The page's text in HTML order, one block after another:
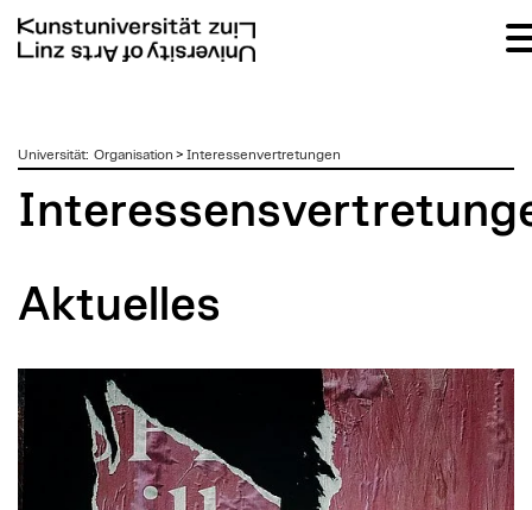
zumUniversität: Organisation > Interessenvertretungen
Aktuelles